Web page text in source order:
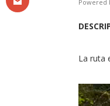
Powered
La ruta